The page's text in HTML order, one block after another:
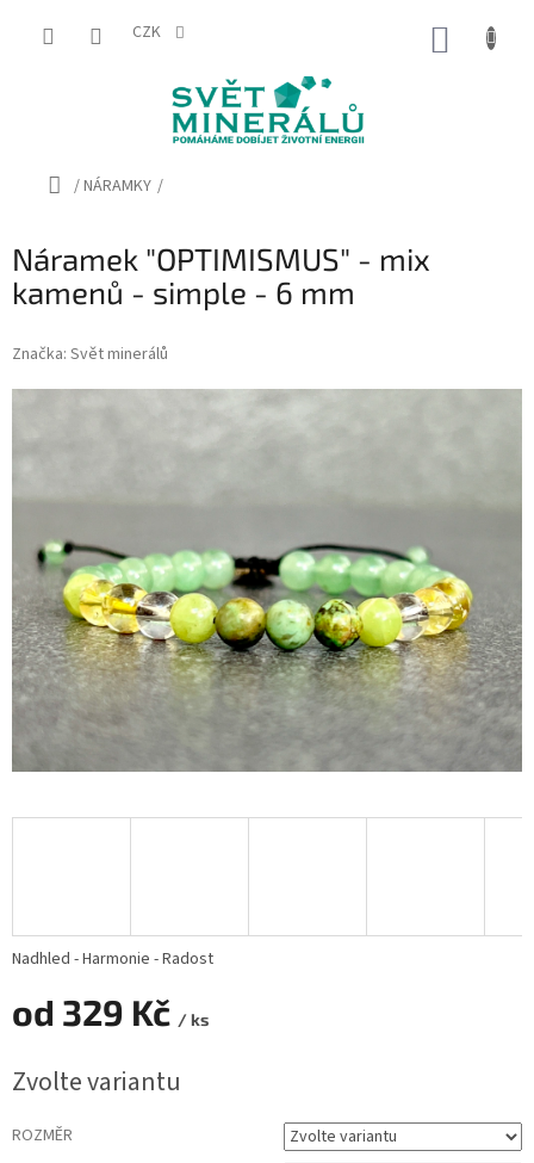
CZK
Domů
/NÁRAMKY /
Náramek "OPTIMISMUS" - mix
kamenů - simple - 6 mm
Značka: Svět minerálů
od 329 Kč / ks
cena:
Zvolte variantu
ROZMĚR
Nadhled - Harmonie - Radost